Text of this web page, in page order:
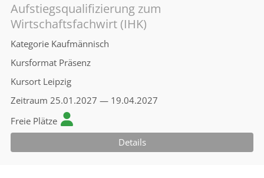
Aufstiegsqualifizierung zum
Wirtschaftsfachwirt (IHK)
Kategorie Kaufmännisch
Kursformat Präsenz
Kursort Leipzig
Zeitraum 25.01.2027 — 19.04.2027
Freie Plätze
Details